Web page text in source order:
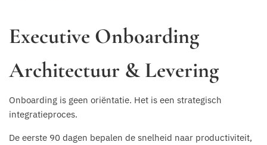
Executive Onboarding
Architectuur & Levering
Onboarding is geen oriëntatie. Het is een strategisch
integratieproces.
De eerste 90 dagen bepalen de snelheid naar productiviteit,